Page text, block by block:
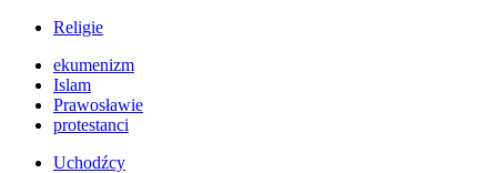
Religie
ekumenizm
Islam
Prawosławie
protestanci
Uchodźcy